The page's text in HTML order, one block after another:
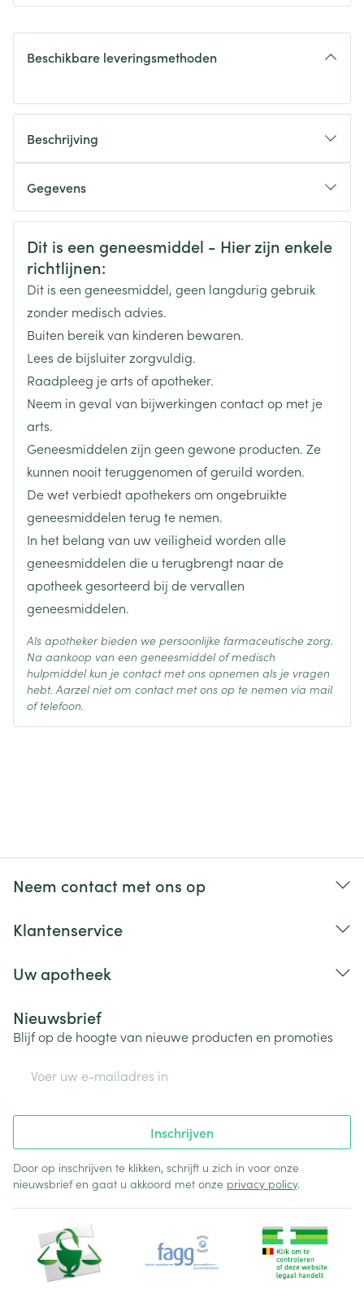
Beschikbare leveringsmethoden
Beschrijving
Gegevens
CNK
3133469
Organisaties
Merken Boiron
Breedte 32 mm
Lengte 72 mm
Diepte 17 mm
Hoeveelheid
Verpakking
4
Behoud Kamertemperatuur (15°C - 25°C)
Veiligheidsinformatie
Dit is een geneesmiddel - Hier zijn enkele
richtlijnen:
Dit is een geneesmiddel, geen langdurig gebruik
zonder medisch advies.
Buiten bereik van kinderen bewaren.
Lees de bijsluiter zorgvuldig.
Raadpleeg je arts of apotheker.
Neem in geval van bijwerkingen contact op met je
arts.
Geneesmiddelen zijn geen gewone producten. Ze
kunnen nooit teruggenomen of geruild worden.
De wet verbiedt apothekers om ongebruikte
geneesmiddelen terug te nemen.
In het belang van uw veiligheid worden alle
geneesmiddelen die u terugbrengt naar de
apotheek gesorteerd bij de vervallen
geneesmiddelen.
Als apotheker bieden we persoonlijke farmaceutische zorg.
Na aankoop van een geneesmiddel of medisch
hulpmiddel kun je contact met ons opnemen als je vragen
hebt. Aarzel niet om contact met ons op te nemen via mail
of telefoon.
Neem contact met ons op
Klantenservice
Uw apotheek
Nieuwsbrief
Blijf op de hoogte van nieuwe producten en promoties
Inschrijven
Door op inschrijven te klikken, schrijft u zich in voor onze
nieuwsbrief en gaat u akkoord met onze privacy policy.